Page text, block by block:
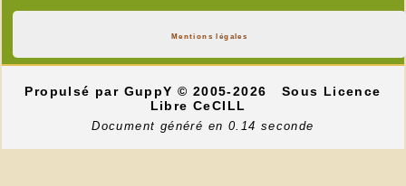
Mentions légales
Propulsé par GuppY© 2005-2026
Sous Licence
Libre CeCILL
Document généré en 0.14 seconde